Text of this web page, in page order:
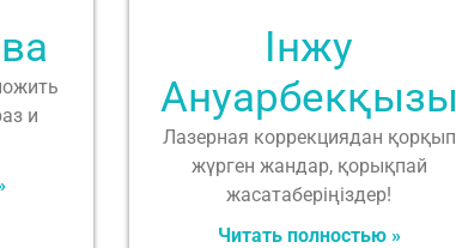
и
Інжу
Ануарбекқызы
Лазерная коррекциядан қорқып
жүрген жандар, қорықпай
жасатаберіңіздер!
Читать полностью »